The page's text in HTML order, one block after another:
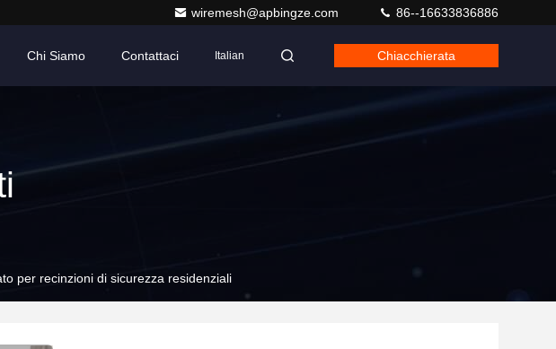
wiremesh@apbingze.com 86--16633836886
Chi Siamo Contattaci Italian Chiacchierata
per recinzioni di sicurezza residenziali